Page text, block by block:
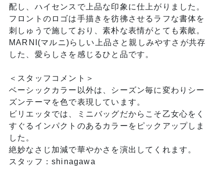
配し、ハイセンスで上品な印象に仕上がりました。
フロントのロゴは手描きを彷彿させるラフな書体を
刺しゅうで施しており、素朴な表情がとても素敵。
MARNI(マルニ)らしい上品さと親しみやすさが共存
した、愛らしさを感じるひと品です。
＜スタッフコメント＞
ベーシックカラー以外は、シーズン毎に変わりシー
ズンテーマを色で表現しています。
ビリエッタでは、ミニバッグだからこそ乙女心をく
すぐるインパクトのあるカラーをピックアップしま
した。
絶妙なさじ加減で華やかさを演出してくれます。
スタッフ：shinagawa